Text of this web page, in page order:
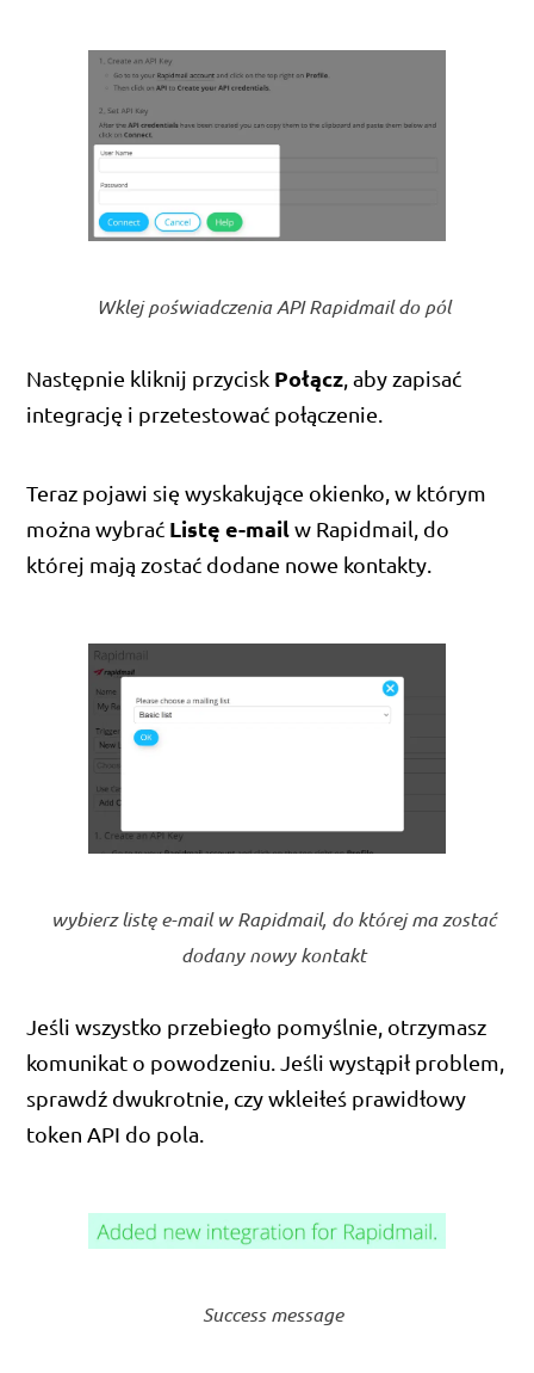
Wklej poświadczenia API Rapidmail do pól
Następnie kliknij przycisk Połącz , aby zapisać
integrację i przetestować połączenie.
Teraz pojawi się wyskakujące okienko, w którym
można wybrać Listę e-mailw Rapidmail, do
której mają zostać dodane nowe kontakty.
wybierz listę e-mail w Rapidmail, do której ma zostać
dodany nowy kontakt
Jeśli wszystko przebiegło pomyślnie, otrzymasz
komunikat o powodzeniu. Jeśli wystąpił problem,
sprawdź dwukrotnie, czy wkleiłeś prawidłowy
token API do pola.
Success message